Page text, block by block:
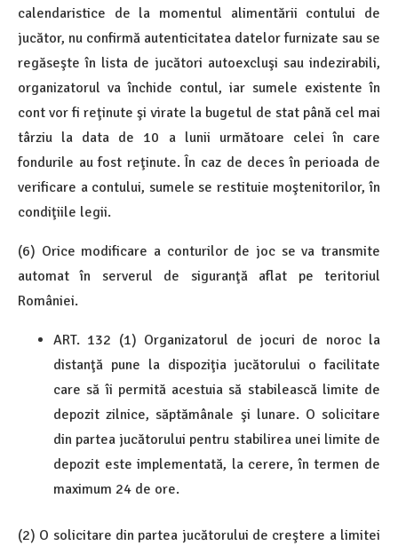
calendaristice de la momentul alimentării contului de
jucător, nu confirmă autenticitatea datelor furnizate sau se
regăseşte în lista de jucători autoexcluşi sau indezirabili,
organizatorul va închide contul, iar sumele existente în
cont vor fi reţinute şi virate la bugetul de stat până cel mai
târziu la data de 10 a lunii următoare celei în care
fondurile au fost reţinute. În caz de deces în perioada de
verificare a contului, sumele se restituie moştenitorilor, în
condiţiile legii.
(6) Orice modificare a conturilor de joc se va transmite
automat în serverul de siguranţă aflat pe teritoriul
României.
ART. 132 (1) Organizatorul de jocuri de noroc la
distanţă pune la dispoziţia jucătorului o facilitate
care să îi permită acestuia să stabilească limite de
depozit zilnice, săptămânale şi lunare. O solicitare
din partea jucătorului pentru stabilirea unei limite de
depozit este implementată, la cerere, în termen de
maximum 24 de ore.
(2) O solicitare din partea jucătorului de creştere a limitei